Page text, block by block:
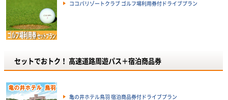
ココパリゾートクラブ ゴルフ場利用券付ドライブプラン
セットでおトク！ 高速道路周遊パス＋宿泊商品券
亀の井ホテル鳥羽 宿泊商品券付ドライブプラン